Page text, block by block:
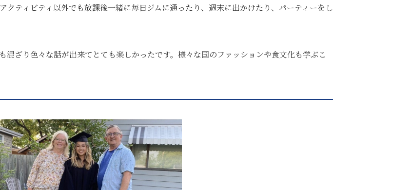
クティビティ以外でも放課後一緒に毎日ジムに通ったり、週末に出かけたり、パーティーをし
混ざり色々な話が出来てとても楽しかったです。様々な国のファッションや食文化も学ぶこ